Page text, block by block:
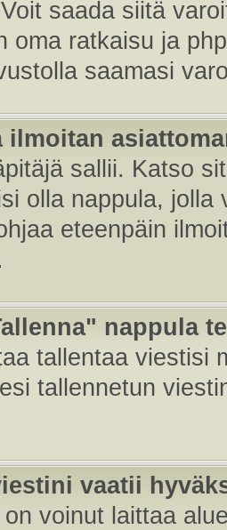
saada siitä
oma ratkaisu ja
saamasi
ilmoitan
sallii. Katso
olla nappula, jolla
eteenpäin
nappula
tallentaa viestisi
tallennetun
vaatii
voinut laittaa